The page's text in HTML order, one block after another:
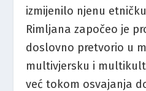
izmijenilo njenu
Rimljana započeo je
doslovno pretvorio u
multivjersku i
već tokom osvajanja